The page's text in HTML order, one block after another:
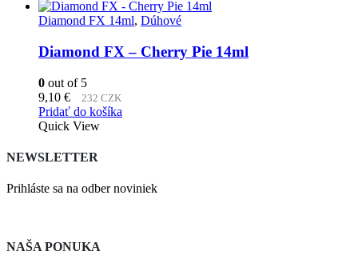
Diamond FX 14ml, Dúhové
Diamond FX – Cherry Pie 14ml
0 out of 5
9,10 € 232 CZK
Pridať do košíka
Quick View
NEWSLETTER
Prihláste sa na odber noviniek
NAŠA PONUKA